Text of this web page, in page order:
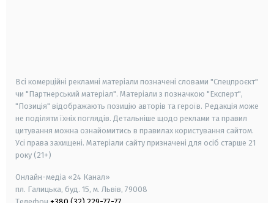
Всі комерційні рекламні матеріали позначені словами "Спецпроєкт"
чи "Партнерський матеріал". Матеріали з позначкою "Експерт",
"Позиція" відображають позицію авторів та героїв. Редакція може
не поділяти їхніх поглядів. Детальніше щодо реклами та правил
цитування можна ознайомитись в правилах користування сайтом.
Усі права захищені. Матеріали сайту призначені для осіб старше 21
року (21+)
Онлайн-медіа «24 Канал»
пл. Галицька, буд. 15, м. Львів, 79008